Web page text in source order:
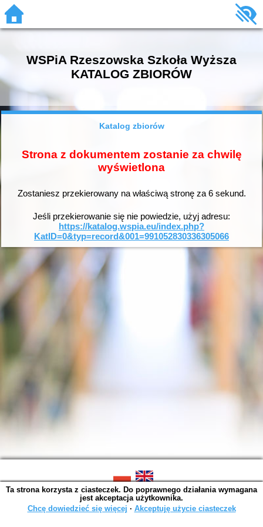
WSPiA Rzeszowska Szkoła Wyższa
KATALOG ZBIORÓW
Katalog zbiorów
Strona z dokumentem zostanie za chwilę
wyświetlona
Zostaniesz przekierowany na właściwą stronę za 6sekund.
Jeśli przekierowanie się nie powiedzie, użyj adresu:
https://katalog.wspia.eu/index.php?
KatID=0&typ=record&001=991052830336305066
SOWA OPAC v. 6.11.10 (2026-07-24)
Wygenerowano w 0,0041 s.
Ta strona korzysta z ciasteczek. Do poprawnego działania wymagana
jest akceptacja użytkownika.
Chcę dowiedzieć się więcej ∙ Akceptuję użycie ciasteczek